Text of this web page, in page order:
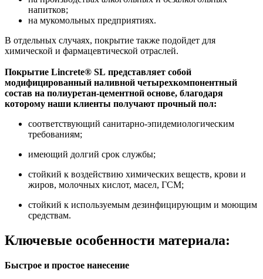
напитков;
на мукомольных предприятиях.
В отдельных случаях, покрытие также подойдет для
химической и фармацевтической отраслей.
Покрытие Lincrete® SL представляет собой
модифицированный наливной четырехкомпонентный
состав на полиуретан-цементной основе, благодаря
которому наши клиенты получают прочный пол:
соответствующий санитарно-эпидемиологическим
требованиям;
имеющий долгий срок службы;
стойкий к воздействию химических веществ, крови и
жиров, молочных кислот, масел, ГСМ;
cтойкий к используемым дезинфицирующим и моющим
средствам.
Ключевые особенности материала:
Быстрое и простое нанесение